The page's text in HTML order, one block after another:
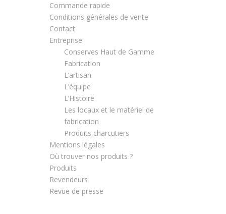
Commande rapide
Conditions générales de vente
Contact
Entreprise
Conserves Haut de Gamme
Fabrication
L’artisan
L’équipe
L’Histoire
Les locaux et le matériel de
fabrication
Produits charcutiers
Mentions légales
Où trouver nos produits ?
Produits
Revendeurs
Revue de presse